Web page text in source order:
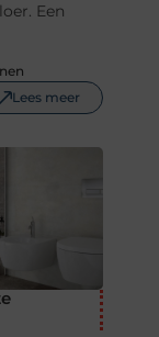
Een
Lees meer